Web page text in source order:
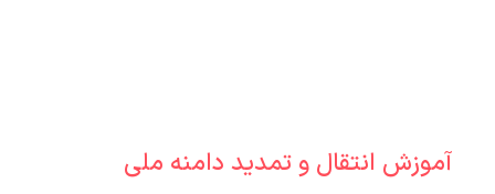
آموزش انتقال و تمدید دامنه ملی